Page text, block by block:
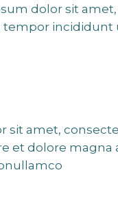
dolor sit
incididunt
sit amet,
et dolore magna